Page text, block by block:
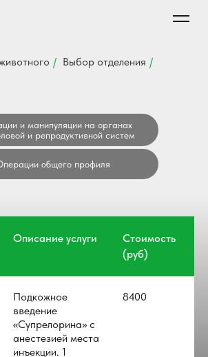
/ Выбор отделения /
и манипуляции на органах
и репродуктивной систем
общего профиля
Описание услуги
Стоимость
(руб)
Подкожное
введение
«Супрелорина» с
анестезией места
инъекции. 1
8400